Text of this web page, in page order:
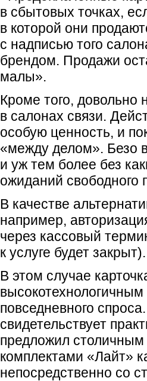
в сбытовых точках,
в которой они
с надписью того
брендом. Продажи
малы».
Кроме того, довольно
в салонах связи.
особую ценность, и
«между делом». Безо
и уж тем более без
ожиданий свободного
В качестве
например,
через кассовый
к услуге будет закрыт).
В этом случае
повседневного
свидетельствует
предложил столичным
комплектами «Лайт»
непосредственно со